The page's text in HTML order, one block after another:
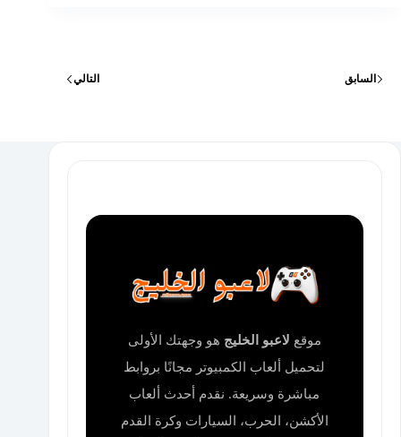
السابق التالي
موقع لاعبو الخليج هو وجهتك الأولى
لتحميل ألعاب الكمبيوتر مجانًا بروابط
مباشرة وسريعة. نقدم أحدث ألعاب
الأكشن، الحرب، السيارات وكرة القدم